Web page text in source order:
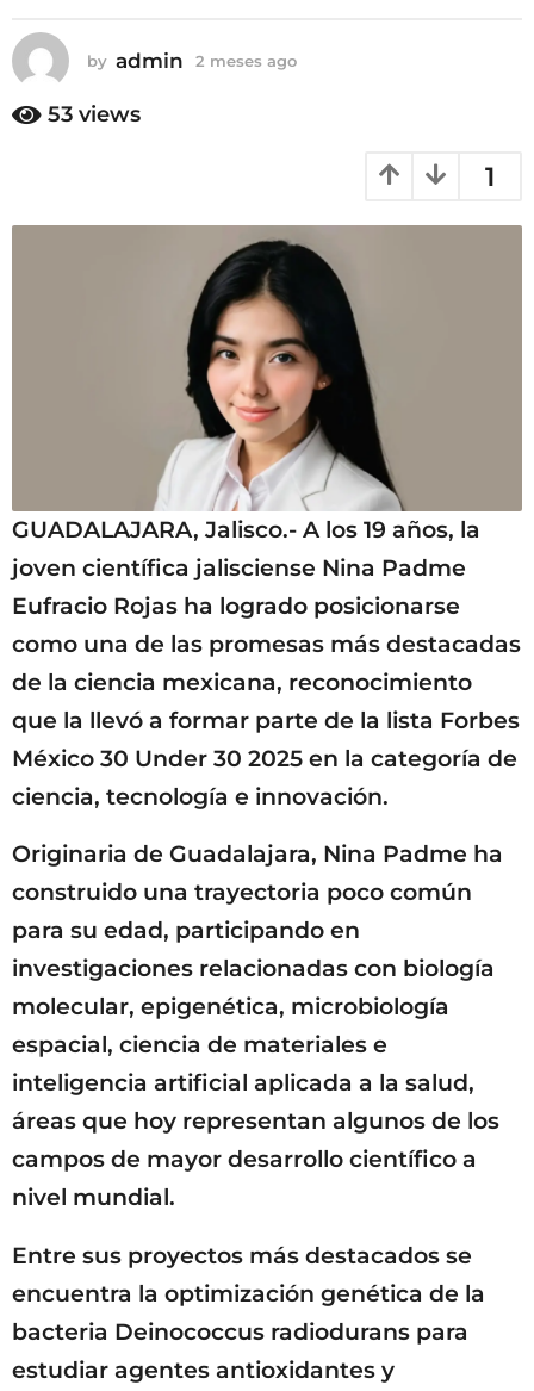
o
by admin 2 meses ago
o
53 views
1
GUADALAJARA, Jalisco.- A los 19 años, la
joven científica jalisciense Nina Padme
Eufracio Rojas ha logrado posicionarse
como una de las promesas más destacadas
de la ciencia mexicana, reconocimiento
que la llevó a formar parte de la lista Forbes
México 30 Under 30 2025 en la categoría de
ciencia, tecnología e innovación.
Originaria de Guadalajara, Nina Padme ha
construido una trayectoria poco común
para su edad, participando en
investigaciones relacionadas con biología
molecular, epigenética, microbiología
espacial, ciencia de materiales e
inteligencia artificial aplicada a la salud,
áreas que hoy representan algunos de los
campos de mayor desarrollo científico a
nivel mundial.
Entre sus proyectos más destacados se
encuentra la optimización genética de la
bacteria Deinococcus radiodurans para
estudiar agentes antioxidantes y